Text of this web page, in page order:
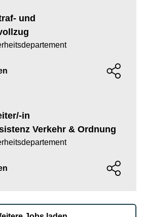
und
in
Verkehr & Ordnung